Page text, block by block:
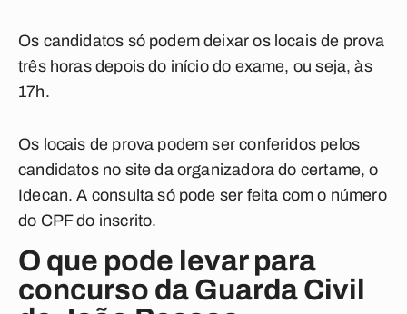
Os candidatos só podem deixar os locais de prova
três horas depois do início do exame, ou seja, às
17h.
Os locais de prova podem ser conferidos pelos
candidatos no site da organizadora do certame, o
Idecan. A consulta só pode ser feita com o número
do CPF do inscrito.
O que pode levar para
concurso da Guarda Civil